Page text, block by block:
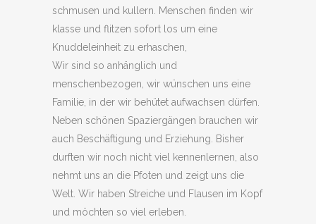
schmusen und kullern. Menschen finden wir
klasse und flitzen sofort los um eine
Knuddeleinheit zu erhaschen,
Wir sind so anhänglich und
menschenbezogen, wir wünschen uns eine
Familie, in der wir behütet aufwachsen dürfen.
Neben schönen Spaziergängen brauchen wir
auch Beschäftigung und Erziehung. Bisher
durften wir noch nicht viel kennenlernen, also
nehmt uns an die Pfoten und zeigt uns die
Welt. Wir haben Streiche und Flausen im Kopf
und möchten so viel erleben.